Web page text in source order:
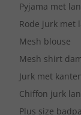
Pyjama met
Rode jurk met
Mesh blouse
Mesh shirt
Jurk met
Chiffon jurk
Plus size